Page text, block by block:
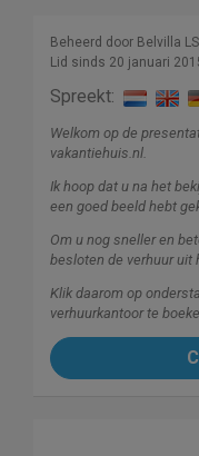
Beheerd door Belvilla
Lid sinds 20 januari
Spreekt:
Welkom op de
vakantiehuis.nl.
Ik hoop dat u na het
een goed beeld hebt
Om u nog sneller en
besloten de verhuur uit
Klik daarom op
verhuurkantoor te